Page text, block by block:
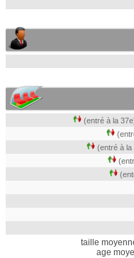
(entré à la
(entré à la
taille
age